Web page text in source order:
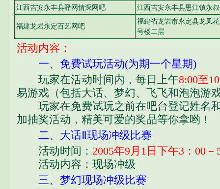
江西吉安永丰县驿网情深网吧
江西吉安永丰县恩江镇永
福建龙岩永定百艺网吧
福建省龙岩市永定县龙凤
号楼二层
活动内容：
一、免费试玩活动(为期一个星期)
玩家在活动时间内，每日上午8:00至
易游戏（包括大话、梦幻、飞飞和泡泡游
玩家在免费试玩之前在吧台登记姓名
加抽奖活动，精美可爱的奖品等你拿哟！
二、大话Ⅱ现场冲级比赛
活动时间： 2005年9月1日下午3：00－
活动内容：现场冲级
三、梦幻现场冲级比赛